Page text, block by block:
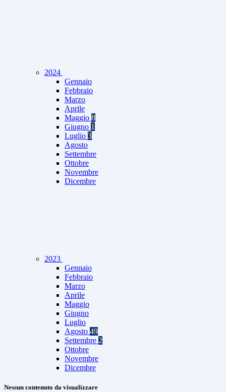
2024
Gennaio
Febbraio
Marzo
Aprile
Maggio 8
Giugno 1
Luglio 3
Agosto
Settembre
Ottobre
Novembre
Dicembre
2023
Gennaio
Febbraio
Marzo
Aprile
Maggio
Giugno
Luglio
Agosto 49
Settembre 2
Ottobre
Novembre
Dicembre
Nessun contenuto da visualizzare